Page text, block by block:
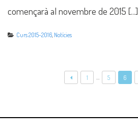
començarà al novembre de 2015 [...]
Curs 2015-2016, Notícies
1 5 6